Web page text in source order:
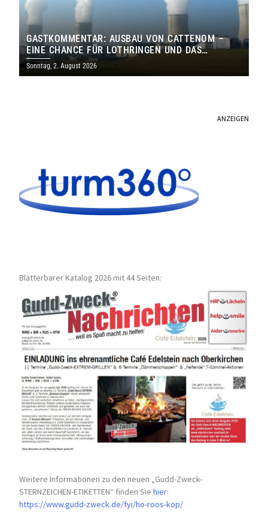
GASTKOMMENTAR: AUSBAU VON CATTENOM –
EINE CHANCE FÜR LOTHRINGEN UND DAS
SAARLAND
Sonntag, 2. August 2026
ANZEIGEN
Blätterbarer Katalog 2026 mit 44 Seiten:
Weitere Informationen zu den neuen „Gudd-Zweck-
STERNZEICHEN-ETIKETTEN“ finden Siehier:
https://www.gudd-zweck.de/fyi/ho-roos-kop/